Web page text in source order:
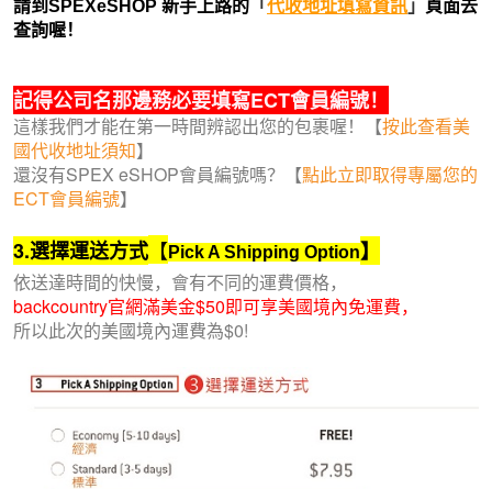
請到SPEXeSHOP 新手上路的 「代收地址填寫資訊 」
頁面去
查詢喔！
記得公司名那邊務必要填寫ECT會員編號！
這樣我們才能在第一時間辨認出您的包裹喔！【按此查看美
國代收地址須知】
還沒有SPEX eSHOP會員編號嗎？【點此立即取得專屬您的
ECT會員編號】
3.選擇運送方式 【Pick A Shipping Option】
依送達時間的快慢，會有不同的運費價格，
backcountry官網滿美金$50即可享美國境內免運費，
所以此次的美國境內運費為$0!